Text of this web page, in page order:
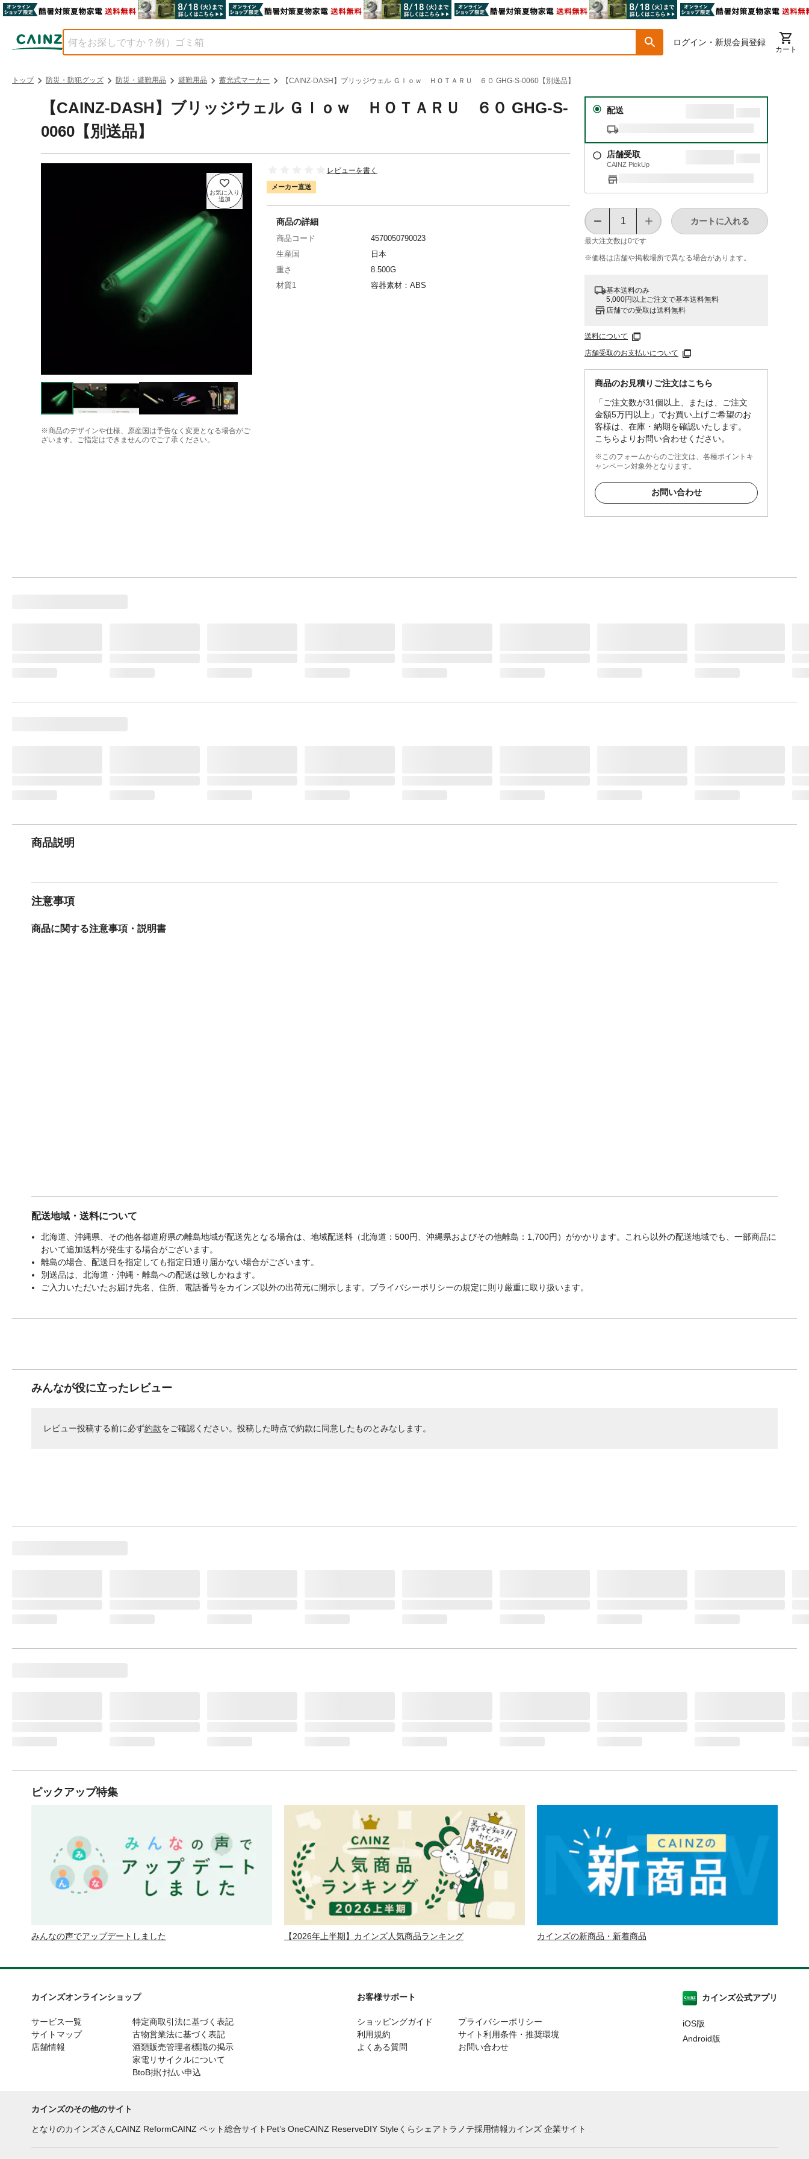
ログイン・新規会員登録
カート
トップ 防災・防犯グッズ 防災・避難用品 避難用品 蓄光式マーカー 【CAINZ-DASH】ブリッジウェル Ｇｌｏｗ ＨＯＴＡＲＵ ６０ GHG-S-0060【別送品】
【CAINZ-DASH】ブリッジウェル Ｇｌｏｗ ＨＯＴＡＲＵ ６０ GHG-S-
0060【別送品】
※商品のデザインや仕様、原産国は予告なく変更となる場合がご
ざいます。ご指定はできませんのでご了承ください。
レビューを書く
メーカー直送
配送
店舗受取
CAINZ PickUp
最大注文数は0です
カートに入れる
※価格は​店舗や​掲載場所で​異なる​場合が​あります。
基本送料のみ
5,000円以上ご注文で基本送料無料
店舗での受取は送料無料
送料について
店舗受取のお支払いについて
商品のお見積りご注文はこちら
「ご注文数が31個以上、または、ご注文
金額5万円以上」でお買い上げご希望のお
客様は、在庫・納期を確認いたします。
こちらよりお問い合わせください。
※このフォームからのご注文は、各種ポイントキ
ャンペーン対象外となります。
お問い合わせ
商品の詳細
商品コード
4570050790023
生産国
日本
重さ
8.500G
材質1
容器素材：ABS
商品説明
注意事項
商品に関する注意事項・説明書
配送地域・送料について
北海道、沖縄県、その他各都道府県の離島地域が配送先となる場合は、地域配送料（北海道：500円、沖縄県およびその他離島：1,700円）がかかります。これら以外の配送地域でも、一部商品に
おいて追加送料が発生する場合がございます。
離島の場合、配送日を指定しても指定日通り届かない場合がございます。
別送品は、北海道・沖縄・離島への配送は致しかねます。
ご入力いただいたお届け先名、住所、電話番号をカインズ以外の出荷元に開示します。プライバシーポリシーの規定に則り厳重に取り扱います。
みんなが役に立ったレビュー
レビュー投稿する前に必ず約款をご確認ください。投稿した時点で約款に同意したものとみなします。
ピックアップ特集
みんなの声でアップデートしました 【2026年上半期】カインズ人気商品ランキング カインズの新商品・新着商品
カインズオンラインショップ
サービス一覧
サイトマップ
店舗情報
特定商取引法に基づく表記
古物営業法に基づく表記
酒類販売管理者標識の掲示
家電リサイクルについて
BtoB掛け払い申込
お客様サポート
ショッピングガイド
利用規約
よくある質問
プライバシーポリシー
サイト利用条件・推奨環境
お問い合わせ
カインズ公式アプリ
iOS版
Android版
カインズのその他のサイト
となりのカインズさんCAINZ ReformCAINZ ペット総合サイト Pet’s OneCAINZ ReserveDIY Styleくらシェア トラノテ採用情報カインズ 企業サイト